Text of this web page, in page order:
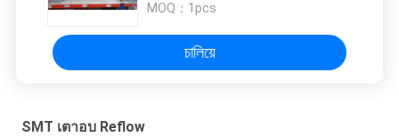
MOQ： 1pcs
চালিয়ে
SMT เตาอบ Reflow